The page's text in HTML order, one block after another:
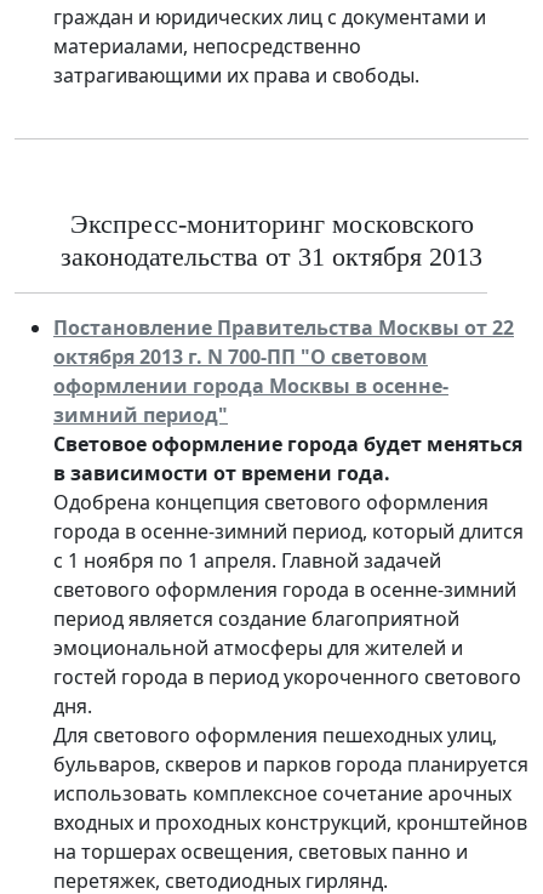
граждан и юридических лиц с документами и
материалами, непосредственно
затрагивающими их права и свободы.
Экспресс-мониторинг московского
законодательства от 31 октября 2013
Постановление Правительства Москвы от 22
октября 2013 г. N 700-ПП "О световом
оформлении города Москвы в осенне-
зимний период"
Световое оформление города будет меняться
в зависимости от времени года.
Одобрена концепция светового оформления
города в осенне-зимний период, который длится
с 1 ноября по 1 апреля. Главной задачей
светового оформления города в осенне-зимний
период является создание благоприятной
эмоциональной атмосферы для жителей и
гостей города в период укороченного светового
дня.
Для светового оформления пешеходных улиц,
бульваров, скверов и парков города планируется
использовать комплексное сочетание арочных
входных и проходных конструкций, кронштейнов
на торшерах освещения, световых панно и
перетяжек, светодиодных гирлянд.